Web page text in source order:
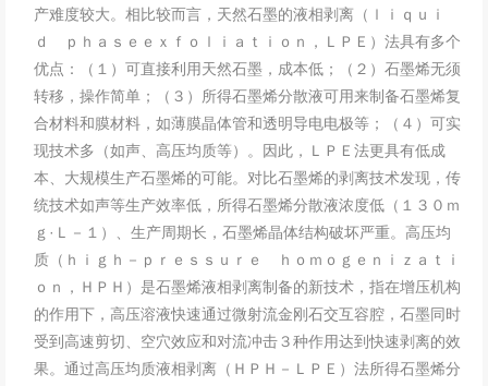
产难度较大。相比较而言，天然石墨的液相剥离（ｌｉｑｕｉ
ｄ ｐｈａｓｅｅｘｆｏｌｉａｔｉｏｎ，ＬＰＥ）法具有多个
优点：（１）可直接利用天然石墨，成本低；（２）石墨烯无须
转移，操作简单；（３）所得石墨烯分散液可用来制备石墨烯复
合材料和膜材料，如薄膜晶体管和透明导电电极等；（４）可实
现技术多（如声、高压均质等）。因此，ＬＰＥ法更具有低成
本、大规模生产石墨烯的可能。对比石墨烯的剥离技术发现，传
统技术如声等生产效率低，所得石墨烯分散液浓度低（１３０ｍ
ｇ·Ｌ－１）、生产周期长，石墨烯晶体结构破坏严重。高压均
质（ｈｉｇｈ－ｐｒｅｓｓｕｒｅ ｈｏｍｏｇｅｎｉｚａｔｉ
ｏｎ，ＨＰＨ）是石墨烯液相剥离制备的新技术，指在增压机构
的作用下，高压溶液快速通过微射流金刚石交互容腔，石墨同时
受到高速剪切、空穴效应和对流冲击３种作用达到快速剥离的效
果。通过高压均质液相剥离（ＨＰＨ－ＬＰＥ）法所得石墨烯分